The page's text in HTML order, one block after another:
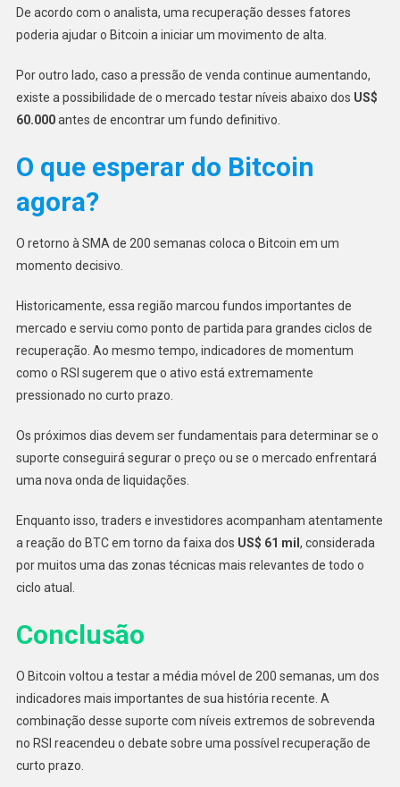
De acordo com o analista, uma recuperação desses fatores
poderia ajudar o Bitcoin a iniciar um movimento de alta.
Por outro lado, caso a pressão de venda continue aumentando,
existe a possibilidade de o mercado testar níveis abaixo dos US$
60.000antes de encontrar um fundo definitivo.
O que esperar do Bitcoin
agora?
O retorno à SMA de 200 semanas coloca o Bitcoin em um
momento decisivo.
Historicamente, essa região marcou fundos importantes de
mercado e serviu como ponto de partida para grandes ciclos de
recuperação. Ao mesmo tempo, indicadores de momentum
como o RSI sugerem que o ativo está extremamente
pressionado no curto prazo.
Os próximos dias devem ser fundamentais para determinar se o
suporte conseguirá segurar o preço ou se o mercado enfrentará
uma nova onda de liquidações.
Enquanto isso, traders e investidores acompanham atentamente
a reação do BTC em torno da faixa dos US$ 61 mil , considerada
por muitos uma das zonas técnicas mais relevantes de todo o
ciclo atual.
Conclusão
O Bitcoin voltou a testar a média móvel de 200 semanas, um dos
indicadores mais importantes de sua história recente. A
combinação desse suporte com níveis extremos de sobrevenda
no RSI reacendeu o debate sobre uma possível recuperação de
curto prazo.